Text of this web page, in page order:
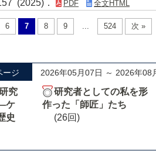
(2025)． PDF 全文HTML
6 7 8 9 ... 524 次 »
ージ 2026年05月07日 ～ 2026年08
究
ケ
史
研究者としての私を形
作った「師匠」たち
(26回)